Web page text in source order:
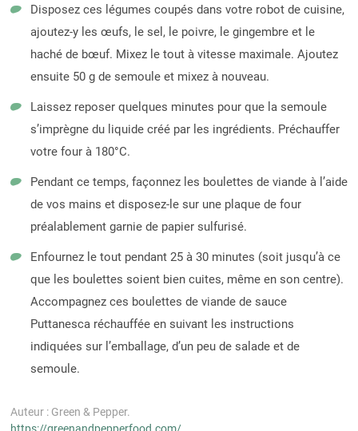
Disposez ces légumes coupés dans votre robot de cuisine,
ajoutez-y les œufs, le sel, le poivre, le gingembre et le
haché de bœuf. Mixez le tout à vitesse maximale. Ajoutez
ensuite 50 g de semoule et mixez à nouveau.
Laissez reposer quelques minutes pour que la semoule
s’imprègne du liquide créé par les ingrédients. Préchauffer
votre four à 180°C.
Pendant ce temps, façonnez les boulettes de viande à l’aide
de vos mains et disposez-le sur une plaque de four
préalablement garnie de papier sulfurisé.
Enfournez le tout pendant 25 à 30 minutes (soit jusqu’à ce
que les boulettes soient bien cuites, même en son centre).
Accompagnez ces boulettes de viande de sauce
Puttanesca réchauffée en suivant les instructions
indiquées sur l’emballage, d’un peu de salade et de
semoule.
Auteur : Green & Pepper.